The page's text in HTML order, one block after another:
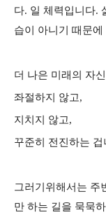
다. 일 체력입니다.
습이 아니기 때문
더 나은 미래의 자
좌절하지 않고,
지치지 않고,
꾸준히 전진하는 겁
그러기위해서는 주
만 하는 길을 묵묵